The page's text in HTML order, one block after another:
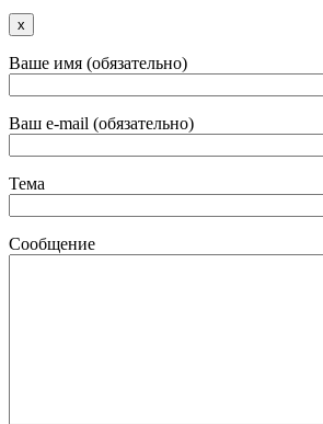
x
Ваше имя (обязательно)
Ваш e-mail (обязательно)
Тема
Сообщение